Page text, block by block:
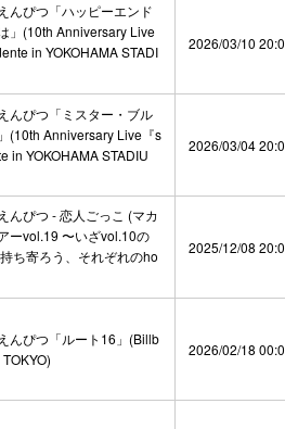
んぴつ「ハッピーエンド
」(10th Anniversary Live
in YOKOHAMA STADI
2026/03/10
んぴつ「ミスター・ブル
(10th Anniversary Live『s
in YOKOHAMA STADIU
2026/03/04
んぴつ - 恋人ごっこ (マカ
ーvol.19 〜いざvol.10の
ち寄ろう、それぞれのho
2025/12/08
んぴつ「ルート16」(Billb
2026/02/18